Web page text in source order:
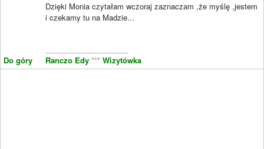
Do góry
Dzięki Monia czytałam wczoraj zaznaczam ,że myślę ,jestem
i czekamy tu na Madzie...
Ranczo Edy *** Wizytówka